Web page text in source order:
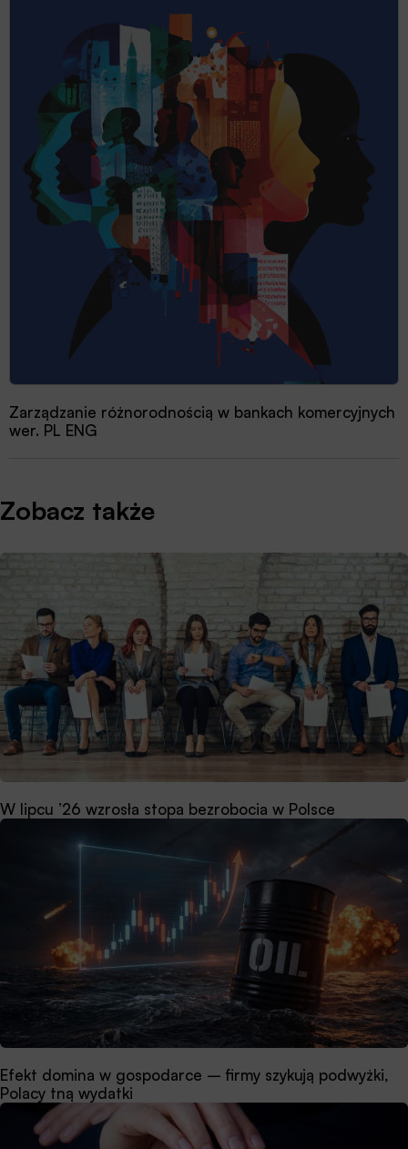
Zarządzanie różnorodnością w bankach komercyjnych
wer. PL ENG
Zobacz także
W lipcu ’26 wzrosła stopa bezrobocia w Polsce
Efekt domina w gospodarce – firmy szykują podwyżki,
Polacy tną wydatki